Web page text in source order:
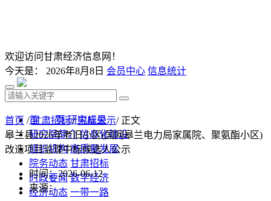
欢迎访问甘肃经济信息网！
今天是： 2026年8月8日 会员中心 信息统计
首 页 研究成果
研究院简介 信息化建设
组织机构 高质量发展
院务动态 甘肃招标
时政要闻 数字经济
经济动态 一带一路
首页 /甘肃招标/中标公示/ 正文
皋兰县2026年老旧小区(国网皋兰电力局家属院、聚氨酯小区)
改造项目监理中标候选人公示
时间：2026-06-12
来源：